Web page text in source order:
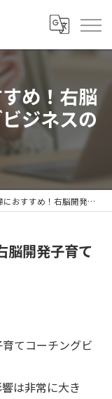
め！右脳
ジネスの
脳開発子育てコーチングビジネスの始め方
脳開発子育て
てコーチングビ
は非常に大き